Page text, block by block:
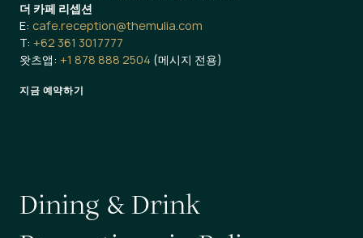
더 카페 리셉션
E: cafe.reception@themulia.com
T: +62 361 3017777
왓츠앱: +1 878 888 2504 (메시지 전용)
지금 예약하기
Dining &Drink